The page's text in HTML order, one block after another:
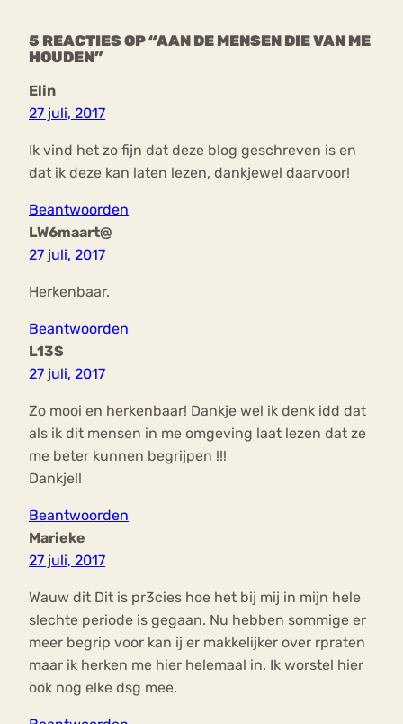
5 REACTIES OP “AAN DE MENSEN DIE VAN ME
HOUDEN”
Elin
27 juli, 2017
Ik vind het zo fijn dat deze blog geschreven is en
dat ik deze kan laten lezen, dankjewel daarvoor!
Beantwoorden
LW6maart@
27 juli, 2017
Herkenbaar.
Beantwoorden
L13S
27 juli, 2017
Zo mooi en herkenbaar! Dankje wel ik denk idd dat
als ik dit mensen in me omgeving laat lezen dat ze
me beter kunnen begrijpen !!!
Dankje!!
Beantwoorden
Marieke
27 juli, 2017
Wauw dit Dit is pr3cies hoe het bij mij in mijn hele
slechte periode is gegaan. Nu hebben sommige er
meer begrip voor kan ij er makkelijker over rpraten
maar ik herken me hier helemaal in. Ik worstel hier
ook nog elke dsg mee.